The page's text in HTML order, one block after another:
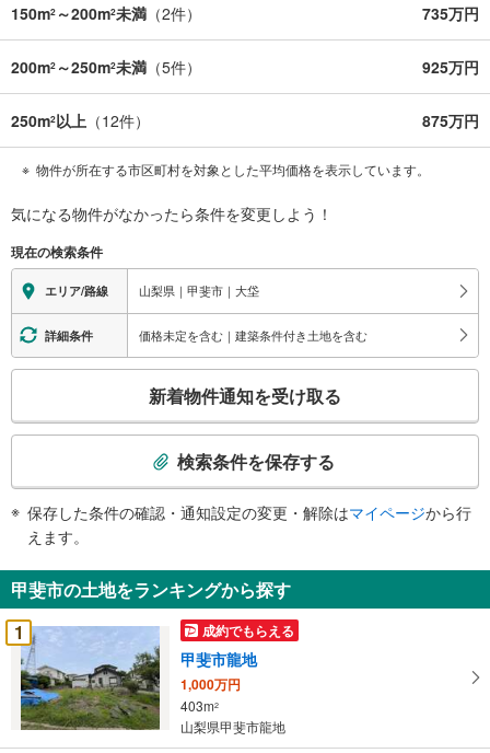
150m2 ～200m2未満 （2件） 735万円
200m2 ～250m2未満 （5件） 925万円
250m2以上 （12件） 875万円
物件が所在する市区町村を対象とした平均価格を表示しています。
気になる物件がなかったら条件を変更しよう！
現在の検索条件
エリア/路線 山梨県｜甲斐市｜大垈
詳細条件 価格未定を含む｜建築条件付き土地を含む
検
知
を
受
け
取
る
・
新着物件通知を受け取る
検索条件を保存する
保存した条件の確認・通知設定の変更・解除はマイページから行
えます。
甲斐市の土地をランキングから探す
1
成約でもらえる
甲斐市龍地
1,000万円
403m2
山梨県甲斐市龍地